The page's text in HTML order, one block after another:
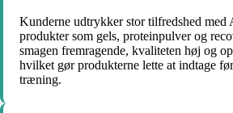
Kunderne udtrykker stor tilfredshed med
produkter som gels, proteinpulver og
smagen fremragende, kvaliteten høj og
hvilket gør produkterne lette at indtage
træning.